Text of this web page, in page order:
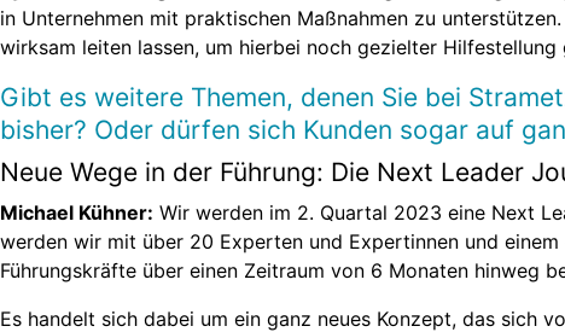
in Unternehmen mit praktischen Maßnahmen zu
wirksam leiten lassen, um hierbei noch gezielter Hilfestellung
Gibt es weitere Themen, denen Sie bei
bisher? Oder dürfen sich Kunden sogar auf
Neue Wege in der Führung: Die Next Leader
Michael Kühner: Wir werden im 2. Quartal 2023 eine Next
werden wir mit über 20 Experten und Expertinnen und
Führungskräfte über einen Zeitraum von 6 Monaten hinweg
Es handelt sich dabei um ein ganz neues Konzept, das sich